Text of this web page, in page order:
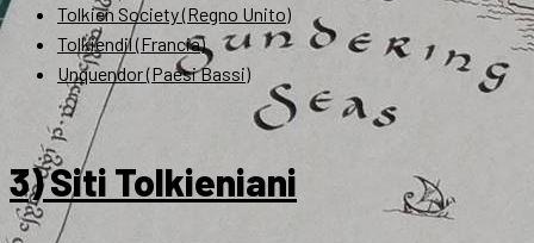
Tolkien Society (Regno Unito)
Tolkiendil (Francia)
Unquendor (Paesi Bassi)
3) Siti Tolkieniani